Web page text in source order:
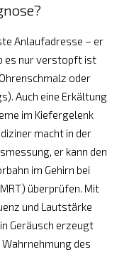
Anlaufadresse – er
es nur verstopft ist
oder
Auch eine Erkältung
im Kiefergelenk
macht in der
er kann den
im Gehirn bei
überprüfen. Mit
und Lautstärke
Geräusch erzeugt
des